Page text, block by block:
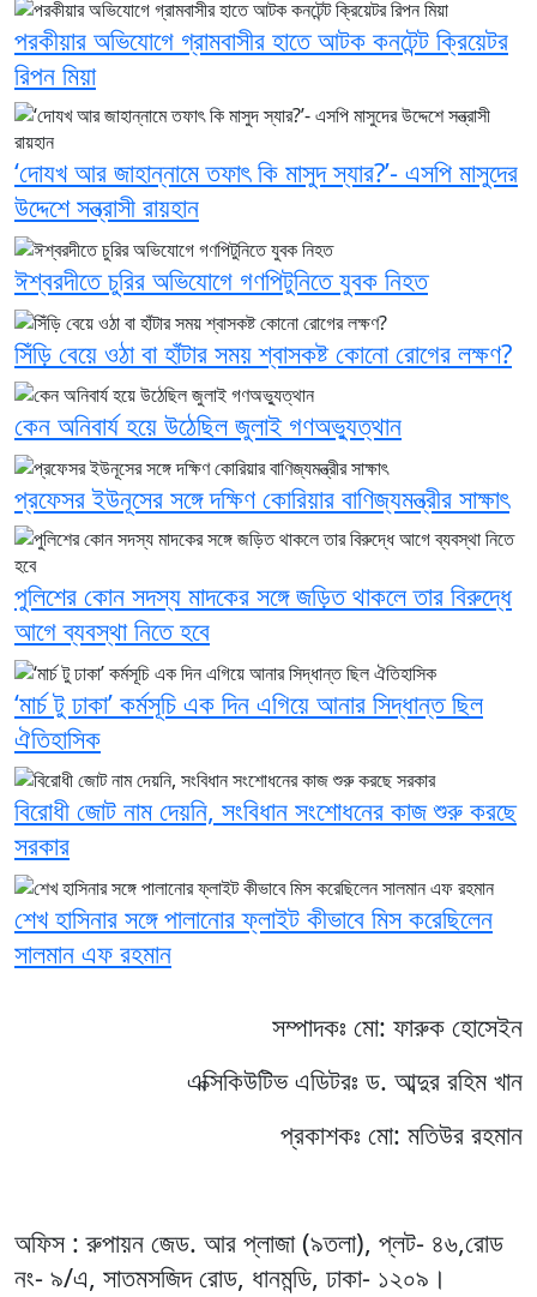
পরকীয়ার অভিযোগে গ্রামবাসীর হাতে আটক কনটেন্ট ক্রিয়েটর
রিপন মিয়া
‘দোযখ আর জাহান্নামে তফাৎ কি মাসুদ স্যার?’- এসপি মাসুদের
উদ্দেশে সন্ত্রাসী রায়হান
ঈশ্বরদীতে চুরির অভিযোগে গণপিটুনিতে যুবক নিহত
সিঁড়ি বেয়ে ওঠা বা হাঁটার সময় শ্বাসকষ্ট কোনো রোগের লক্ষণ?
কেন অনিবার্য হয়ে উঠেছিল জুলাই গণঅভ্যুত্থান
প্রফেসর ইউনূসের সঙ্গে দক্ষিণ কোরিয়ার বাণিজ্যমন্ত্রীর সাক্ষাৎ
পুলিশের কোন সদস্য মাদকের সঙ্গে জড়িত থাকলে তার বিরুদ্ধে
আগে ব্যবস্থা নিতে হবে
‘মার্চ টু ঢাকা’ কর্মসূচি এক দিন এগিয়ে আনার সিদ্ধান্ত ছিল
ঐতিহাসিক
বিরোধী জোট নাম দেয়নি, সংবিধান সংশোধনের কাজ শুরু করছে
সরকার
শেখ হাসিনার সঙ্গে পালানোর ফ্লাইট কীভাবে মিস করেছিলেন
সালমান এফ রহমান
সম্পাদকঃ মো: ফারুক হোসেইন
এক্সিকিউটিভ এডিটরঃ ড. আব্দুর রহিম খান
প্রকাশকঃ মো: মতিউর রহমান
অফিস : রুপায়ন জেড. আর প্লাজা (৯তলা), প্লট- ৪৬,রোড
নং- ৯/এ, সাতমসজিদ রোড, ধানমন্ডি, ঢাকা- ১২০৯।